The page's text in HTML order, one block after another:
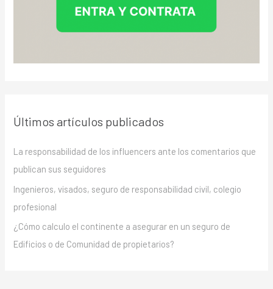
Últimos artículos publicados
La responsabilidad de los influencers ante los comentarios que
publican sus seguidores
Ingenieros, visados, seguro de responsabilidad civil, colegio
profesional
¿Cómo calculo el continente a asegurar en un seguro de
Edificios o de Comunidad de propietarios?